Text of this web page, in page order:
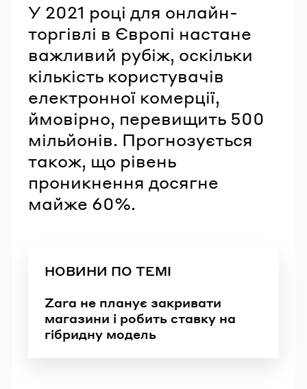
У 2021 році для онлайн-
торгівлі в Європі настане
важливий рубіж, оскільки
кількість користувачів
електронної комерції,
ймовірно, перевищить 500
мільйонів. Прогнозується
також, що рівень
проникнення досягне
майже 60%.
НОВИНИ ПО ТЕМІ
Zara не планує закривати
магазини і робить ставку на
гібридну модель